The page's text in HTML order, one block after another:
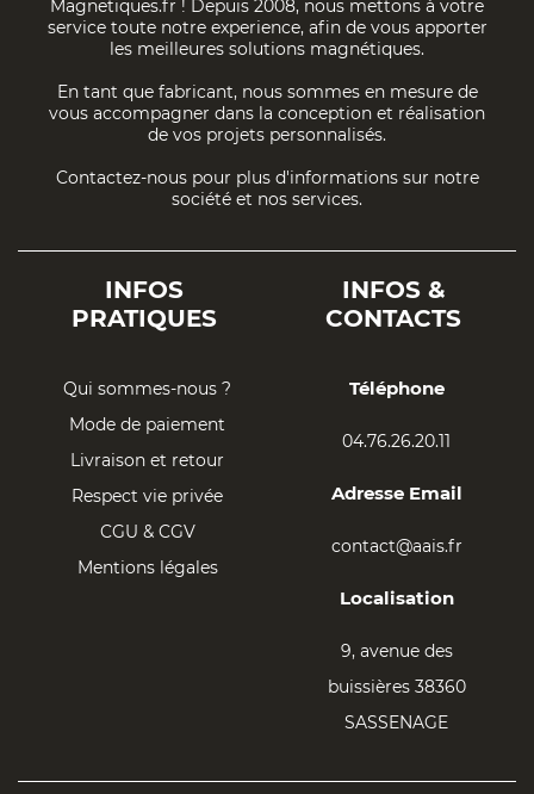
Magnetiques.fr ! Depuis 2008, nous mettons à votre
service toute notre experience, afin de vous apporter
les meilleures solutions magnétiques.
En tant que fabricant, nous sommes en mesure de
vous accompagner dans la conception et réalisation
de vos projets personnalisés.
Contactez-nous pour plus d'informations sur notre
société et nos services.
INFOS
PRATIQUES
Qui sommes-nous ?
Mode de paiement
Livraison et retour
Respect vie privée
CGU & CGV
Mentions légales
INFOS &
CONTACTS
Téléphone
04.76.26.20.11
Adresse Email
contact@aais.fr
Localisation
9, avenue des
buissières 38360
SASSENAGE